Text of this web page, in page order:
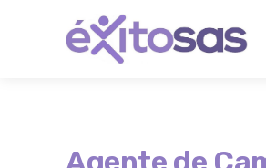
contenido